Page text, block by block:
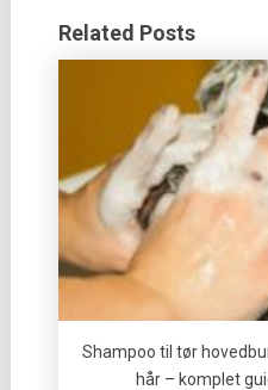
Related Posts
Shampoo til tør
hår – komplet